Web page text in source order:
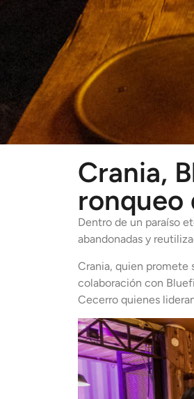
Crania,
ronqueo
Dentro de un paraíso
abandonadas y
Crania, quien promete
colaboración con
Cecerro quienes